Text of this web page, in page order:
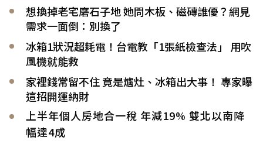
想換掉老宅磨石子地 她問木板、磁磚誰優？網見
需求一面倒：別換了
冰箱1狀況超耗電！台電教「1張紙檢查法」 用吹
風機就能救
家裡錢常留不住 竟是爐灶、冰箱出大事！ 專家曝
這招開運納財
上半年個人房地合一稅 年減19% 雙北以南降
幅達4成